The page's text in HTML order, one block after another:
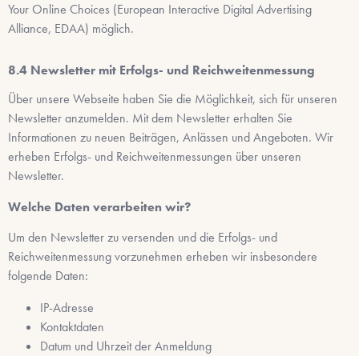
Your Online Choices (European Interactive Digital Advertising
Alliance, EDAA) möglich.
Newsletter mit Erfolgs- und Reichweitenmessung
Über unsere Webseite haben Sie die Möglichkeit, sich für unseren
Newsletter anzumelden. Mit dem Newsletter erhalten Sie
Informationen zu neuen Beiträgen, Anlässen und Angeboten. Wir
erheben Erfolgs- und Reichweitenmessungen über unseren
Newsletter.
Welche Daten verarbeiten wir?
Um den Newsletter zu versenden und die Erfolgs- und
Reichweitenmessung vorzunehmen erheben wir insbesondere
folgende Daten:
IP-Adresse
Kontaktdaten
Datum und Uhrzeit der Anmeldung